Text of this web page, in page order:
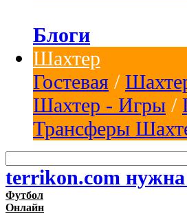
Блоги
Шахтер
Гостевая /
Шахтер - Игры /
Трансферы
terrikon.com
Футбол
Онлайн